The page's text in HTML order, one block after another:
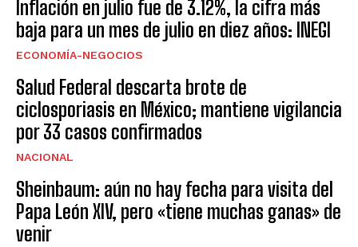
Inflación en julio fue de 3.12%, la cifra más
baja para un mes de julio en diez años: INEGI
ECONOMÍA-NEGOCIOS
Salud Federal descarta brote de
ciclosporiasis en México; mantiene vigilancia
por 33 casos confirmados
NACIONAL
Sheinbaum: aún no hay fecha para visita del
Papa León XIV, pero «tiene muchas ganas» de
venir